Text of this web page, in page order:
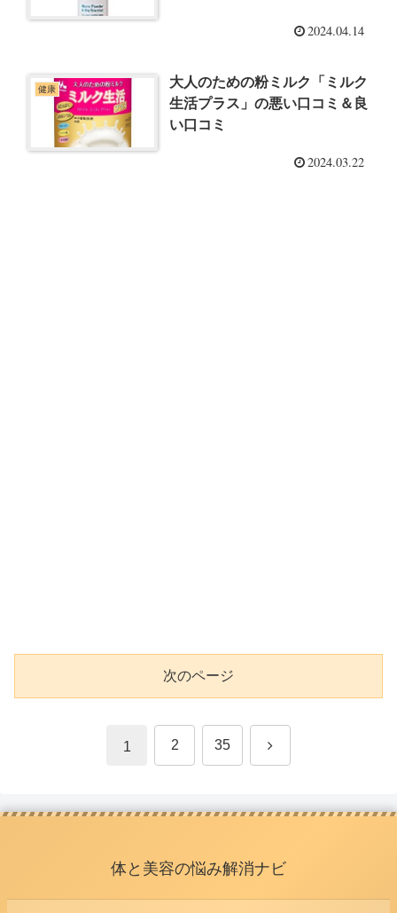
2024.04.14
健康
大人のための粉ミルク「ミルク
生活プラス」の悪い口コミ＆良
い口コミ
2024.03.22
次のページ
1 2 35 次
体と美容の悩み解消ナビ